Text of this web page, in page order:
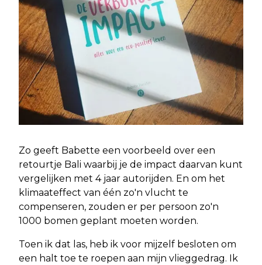
Zo geeft Babette een voorbeeld over een
retourtje Bali waarbij je de impact daarvan kunt
vergelijken met 4 jaar autorijden. En om het
klimaateffect van één zo'n vlucht te
compenseren, zouden er per persoon zo'n
1000 bomen geplant moeten worden.
Toen ik dat las, heb ik voor mijzelf besloten om
een halt toe te roepen aan mijn vlieggedrag. Ik